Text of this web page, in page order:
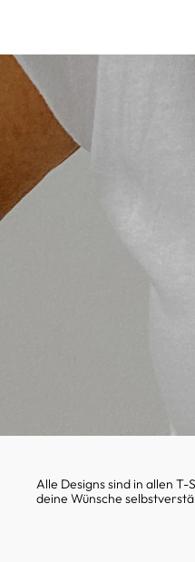
Alle Designs sind in allen
deine Wünsche